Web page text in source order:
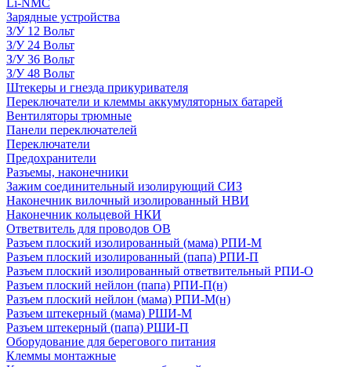
Li-NMC
Зарядные устройства
З/У 12 Вольт
З/У 24 Вольт
З/У 36 Вольт
З/У 48 Вольт
Штекеры и гнезда прикуривателя
Переключатели и клеммы аккумуляторных батарей
Вентиляторы трюмные
Панели переключателей
Переключатели
Предохранители
Разъемы, наконечники
Зажим соединительный изолирующий СИЗ
Наконечник вилочный изолированный НВИ
Наконечник кольцевой НКИ
Ответвитель для проводов ОВ
Разъем плоский изолированный (мама) РПИ-М
Разъем плоский изолированный (папа) РПИ-П
Разъем плоский изолированный ответвительный РПИ-О
Разъем плоский нейлон (папа) РПИ-П(н)
Разъем плоский нейлон (мама) РПИ-М(н)
Разъем штекерный (мама) РШИ-М
Разъем штекерный (папа) РШИ-П
Оборудование для берегового питания
Клеммы монтажные